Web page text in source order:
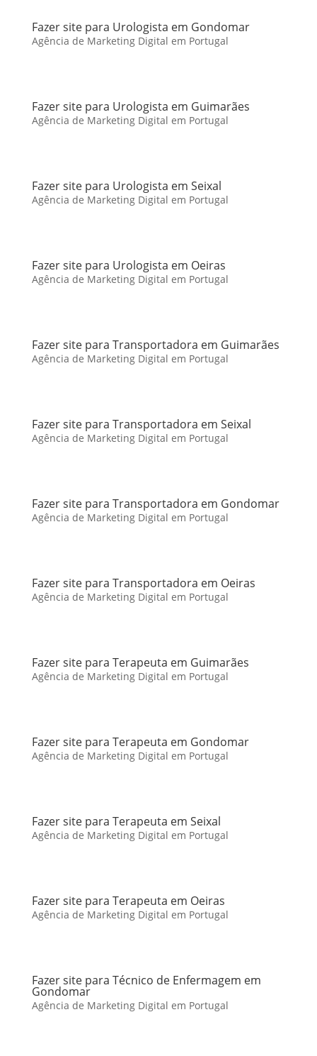
Fazer site para Urologista em Gondomar
Agência de Marketing Digital em Portugal
Fazer site para Urologista em Guimarães
Agência de Marketing Digital em Portugal
Fazer site para Urologista em Seixal
Agência de Marketing Digital em Portugal
Fazer site para Urologista em Oeiras
Agência de Marketing Digital em Portugal
Fazer site para Transportadora em Guimarães
Agência de Marketing Digital em Portugal
Fazer site para Transportadora em Seixal
Agência de Marketing Digital em Portugal
Fazer site para Transportadora em Gondomar
Agência de Marketing Digital em Portugal
Fazer site para Transportadora em Oeiras
Agência de Marketing Digital em Portugal
Fazer site para Terapeuta em Guimarães
Agência de Marketing Digital em Portugal
Fazer site para Terapeuta em Gondomar
Agência de Marketing Digital em Portugal
Fazer site para Terapeuta em Seixal
Agência de Marketing Digital em Portugal
Fazer site para Terapeuta em Oeiras
Agência de Marketing Digital em Portugal
Fazer site para Técnico de Enfermagem em
Gondomar
Agência de Marketing Digital em Portugal